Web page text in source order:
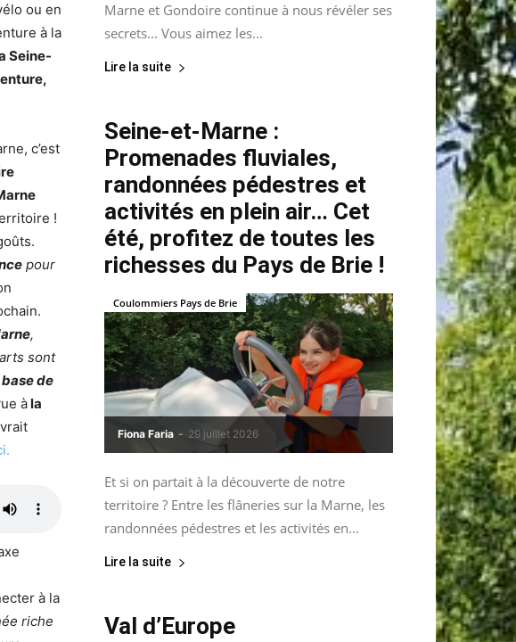
ou en
à la
Seine-
c’est
!
pour
,
sont
de
àla
à la
riche
Marne et Gondoire continue à nous révéler ses
secrets... Vous aimez les...
Lire la suite
Seine-et-Marne :
Promenades fluviales,
randonnées pédestres et
activités en plein air… Cet
été, profitez de toutes les
richesses du Pays de Brie !
Fiona Faria - 29 juillet 2026
Coulommiers Pays de Brie
Et si on partait à la découverte de notre
territoire ? Entre les flâneries sur la Marne, les
randonnées pédestres et les activités en...
Lire la suite
Val d’Europe